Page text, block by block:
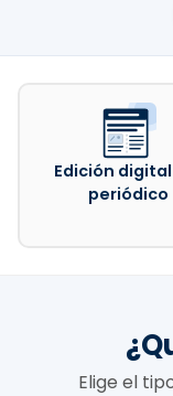
Edición
periódico
Elige el